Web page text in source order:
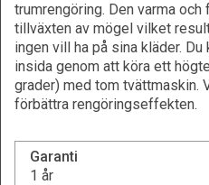
trumrengöring. Den varma
tillväxten av mögel vilket
ingen vill ha på sina kläder.
insida genom att köra ett
grader) med tom tvättmaskin.
förbättra rengöringseffekten.
Garanti
1 år